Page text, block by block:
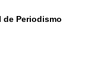
de Periodismo